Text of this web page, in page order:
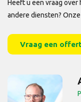
Heeft u een vraag
andere diensten?
Vraag een